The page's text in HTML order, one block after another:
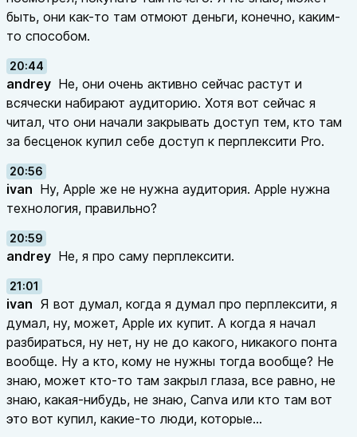
быть, они как-то там отмоют деньги, конечно, каким-
то способом.
20:44
andrey Не, они очень активно сейчас растут и
всячески набирают аудиторию. Хотя вот сейчас я
читал, что они начали закрывать доступ тем, кто там
за бесценок купил себе доступ к перплексити Pro.
20:56
ivan Ну, Apple же не нужна аудитория. Apple нужна
технология, правильно?
20:59
andrey Не, я про саму перплексити.
21:01
ivan Я вот думал, когда я думал про перплексити, я
думал, ну, может, Apple их купит. А когда я начал
разбираться, ну нет, ну не до какого, никакого понта
вообще. Ну а кто, кому не нужны тогда вообще? Не
знаю, может кто-то там закрыл глаза, все равно, не
знаю, какая-нибудь, не знаю, Canva или кто там вот
это вот купил, какие-то люди, которые...